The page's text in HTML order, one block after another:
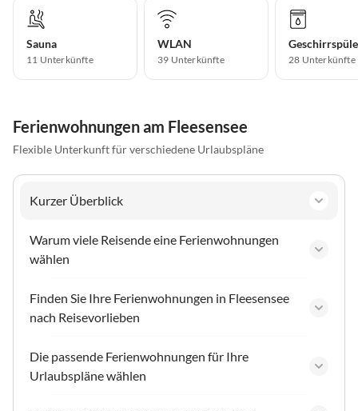
Sauna
11 Unterkünfte
WLAN
39 Unterkünfte 28 Unterkünfte
Ferienwohnungen am Fleesensee
Flexible Unterkunft für verschiedene Urlaubspläne
Kurzer Überblick
Warum viele Reisende eine Ferienwohnungen
wählen
Finden Sie Ihre Ferienwohnungen in Fleesensee
nach Reisevorlieben
Die passende Ferienwohnungen für Ihre
Urlaubspläne wählen